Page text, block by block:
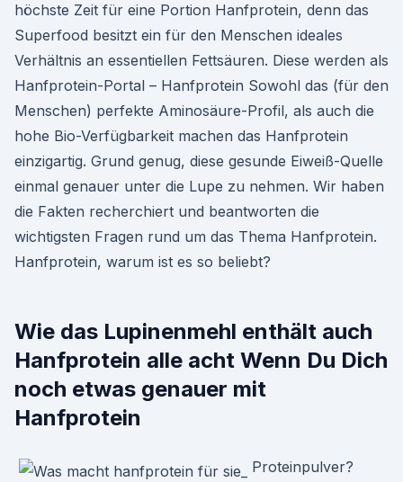
höchste Zeit für eine Portion Hanfprotein, denn das
Superfood besitzt ein für den Menschen ideales
Verhältnis an essentiellen Fettsäuren. Diese werden als
Hanfprotein-Portal – Hanfprotein Sowohl das (für den
Menschen) perfekte Aminosäure-Profil, als auch die
hohe Bio-Verfügbarkeit machen das Hanfprotein
einzigartig. Grund genug, diese gesunde Eiweiß-Quelle
einmal genauer unter die Lupe zu nehmen. Wir haben
die Fakten recherchiert und beantworten die
wichtigsten Fragen rund um das Thema Hanfprotein.
Hanfprotein, warum ist es so beliebt?
Wie das Lupinenmehl enthält auch
Hanfprotein alle acht Wenn Du Dich
noch etwas genauer mit
Hanfprotein
Proteinpulver?